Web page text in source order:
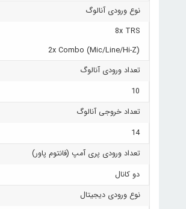
نوع ورودی آنالوگ
8x TRS
2x Combo (Mic/Line/Hi-Z)
تعداد ورودی آنالوگ
10
تعداد خروجی آنالوگ
14
تعداد ورودی پری آمپ (فانتوم پاور)
دو کانال
نوع ورودی دیجیتال